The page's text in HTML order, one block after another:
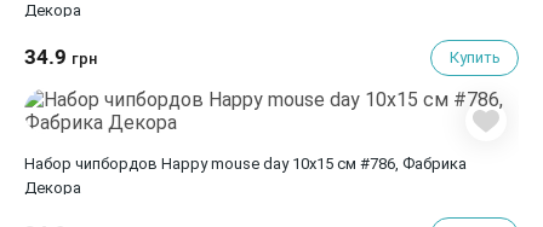
Декора
34.9 грн Купить
Набор чипбордов Happy mouse day 10х15 см #786, Фабрика
Декора